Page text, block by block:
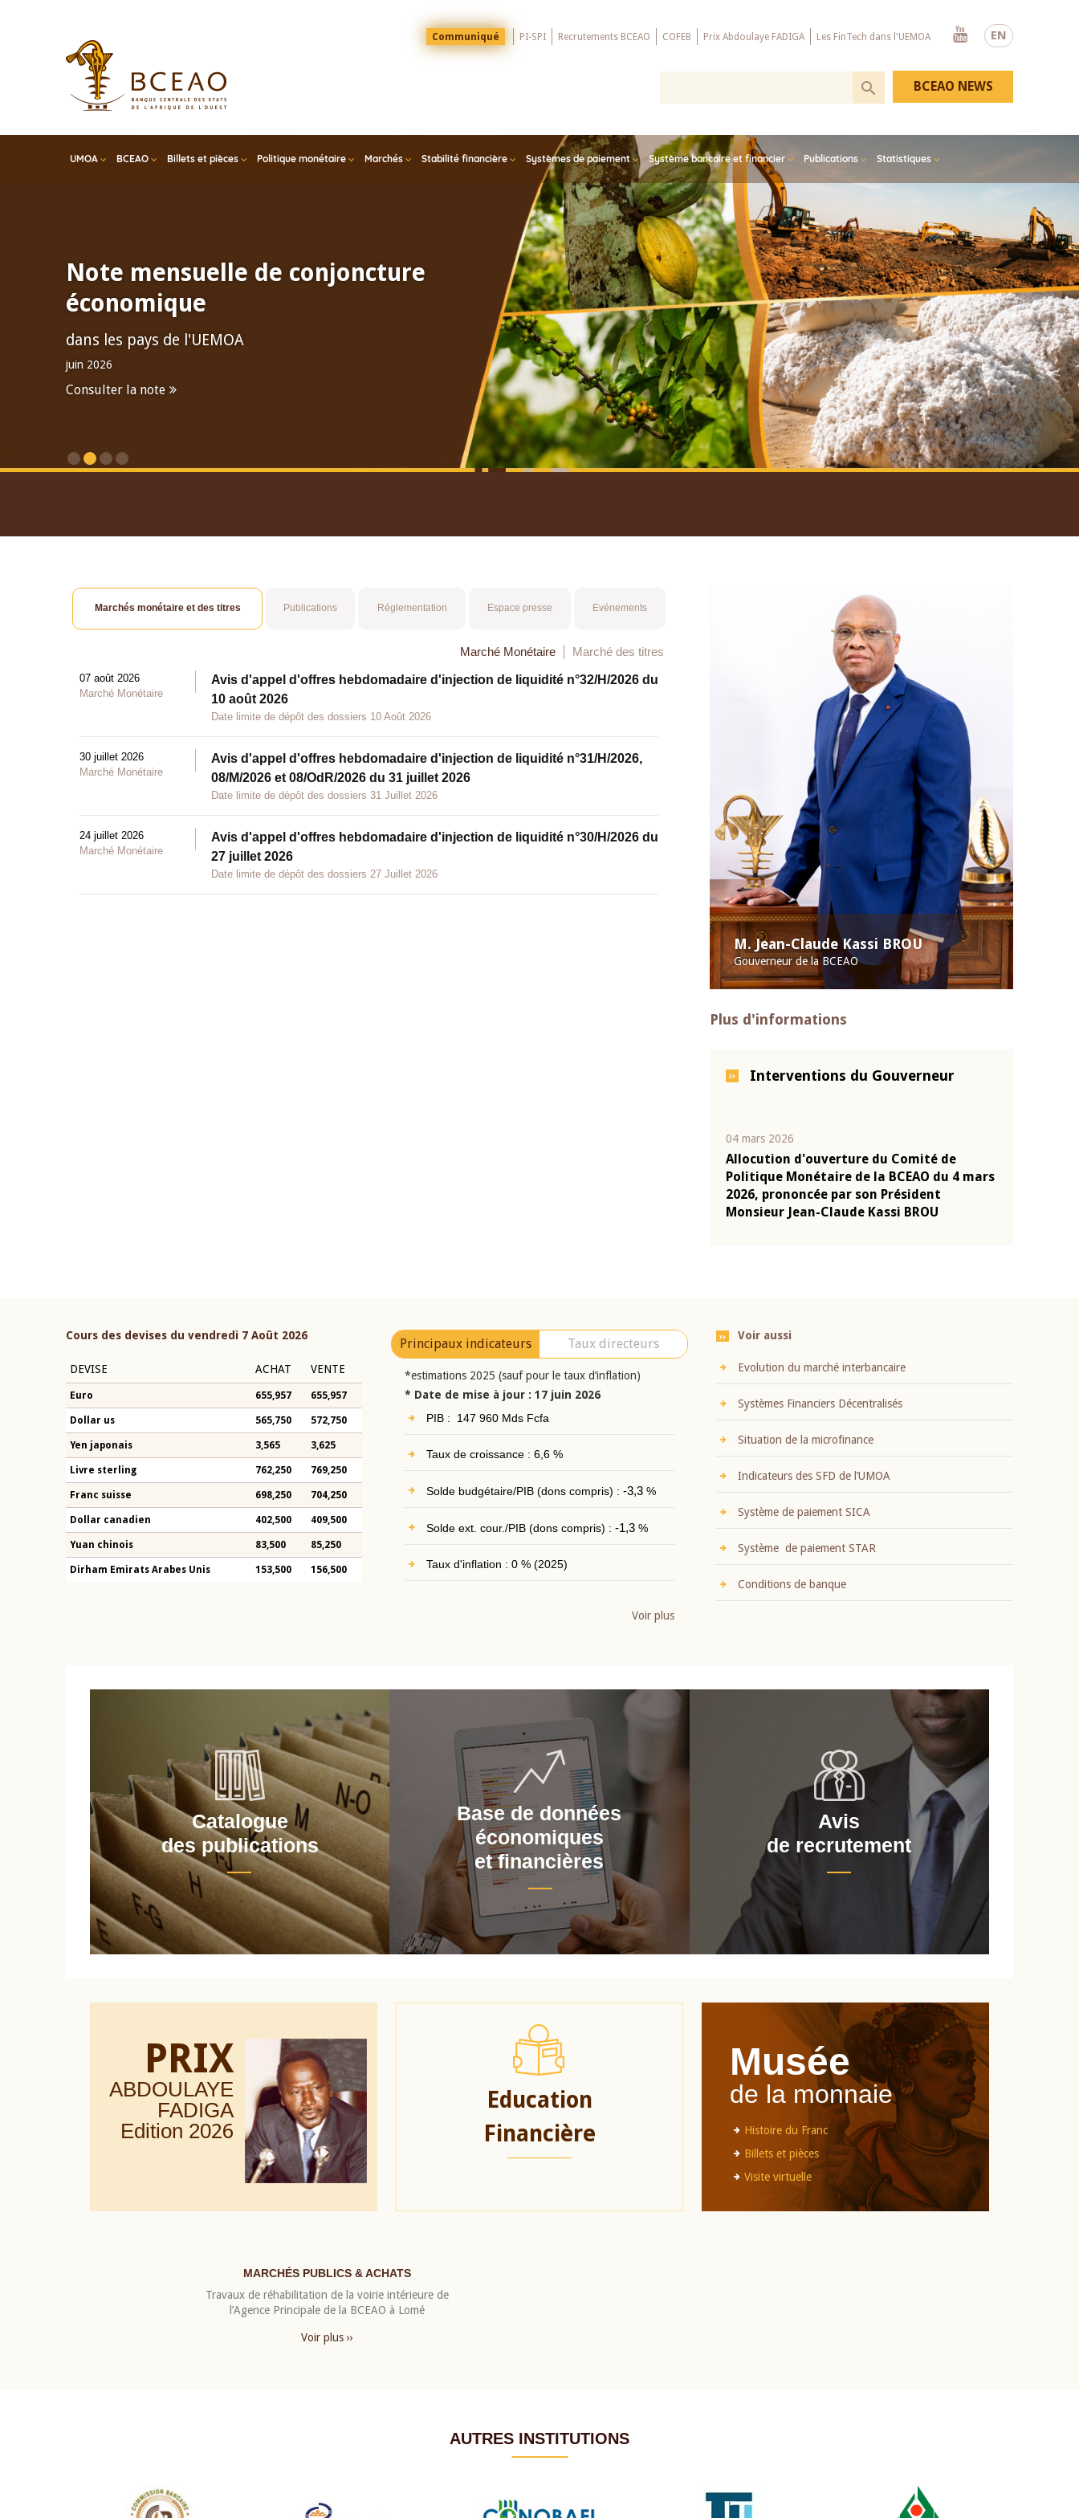
EN
Menu
Top
Communiqué PI-SPI Recrutements BCEAO COFEB Prix Abdoulaye FADIGA Les FinTech dans l'UEMOA
Youtube
UMOA BCEAO Billets et pièces Politique monétaire Marchés Stabilité financière Systèmes de paiement Système bancaire et financier Publications Statistiques
BCEAO NEWS
Note mensuelle de conjoncture
économique
dans les pays de l'UEMOA
juin 2026
Consulter la note
M. Jean-Claude Kassi BROU
Gouverneur de la BCEAO
Plus d'informations
Interventions du Gouverneur
04 mars 2026
Allocution d'ouverture du Comité de
Politique Monétaire de la BCEAO du 4 mars
2026, prononcée par son Président
Monsieur Jean-Claude Kassi BROU
Marchés monétaire et des titres Publications Réglementation Espace presse Evénements
Marché Monétaire Marché des titres
07 août 2026
Marché Monétaire
Avis d'appel d'offres hebdomadaire d'injection de liquidité n°32/H/2026 du
10 août 2026
Date limite de dépôt des dossiers 10 Août 2026
30 juillet 2026
Marché Monétaire
Avis d'appel d'offres hebdomadaire d'injection de liquidité n°31/H/2026,
08/M/2026 et 08/OdR/2026 du 31 juillet 2026
Date limite de dépôt des dossiers 31 Juillet 2026
24 juillet 2026
Marché Monétaire
Avis d'appel d'offres hebdomadaire d'injection de liquidité n°30/H/2026 du
27 juillet 2026
Date limite de dépôt des dossiers 27 Juillet 2026
Cours des devises du vendredi 7 Août 2026
DEVISE ACHAT VENTE
Euro 655,957 655,957
Dollar us 565,750 572,750
Yen japonais 3,565 3,625
Livre sterling 762,250 769,250
Franc suisse 698,250 704,250
Dollar canadien 402,500 409,500
Yuan chinois 83,500 85,250
Dirham Emirats Arabes Unis 153,500 156,500
Principaux indicateurs Taux directeurs
*estimations 2025 (sauf pour le taux d’inflation)
* Date de mise à jour : 17 juin 2026
PIB : 147 960 Mds Fcfa
Taux de croissance : 6,6 %
Solde budgétaire/PIB (dons compris) : -3,3%
Solde ext. cour./PIB (dons compris) : -1,3%
Taux d'inflation : 0 % (2025)
Voir plus
Voir aussi
Evolution du marché interbancaire
Systèmes Financiers Décentralisés
Situation de la microfinance
Indicateurs des SFD de l’UMOA
Système de paiement SICA
Système de paiement STAR
Conditions de banque
Catalogue
des publications
Base de données
économiques
et financières
Avis
de recrutement
PRIX
ABDOULAYE
FADIGA
Edition 2026
Education
Financière
Musée
de la monnaie
Histoire du Franc
Billets et pièces
Visite virtuelle
MARCHÉS PUBLICS & ACHATS
Travaux de réhabilitation de la voirie intérieure de
l’Agence Principale de la BCEAO à Lomé
Voir plus ››
AUTRES INSTITUTIONS